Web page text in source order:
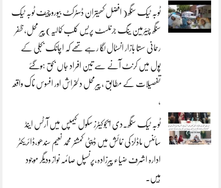
ٹوبہ ٹیک سنگھ( افضل کھیتران ڈسٹرکٹ بیورو چیف ٹوبہ ٹیک
سنگھ چیئرمین ینگ جرنلسٹ پریس کلب کمالیہ) پیر محل، ظفر
رحمانی سستا بازار انسٹال لگا رہے تھے کہ اچانک بجلی کے
پول میں کرنٹ آنے سے تین افراد جاں بحق ہوگئے
تفصیلات کے مطابق ، پیرمحل دلخراش اور افسوس ناک واقعہ
ٹوبہ ٹیک سنگھ۔دی ایجوکیٹرز سکول کیمپس میں آرٹس اینڈ
سائنس ماڈلز کی نمائش میں ڈپٹی کمشنر محمد نعیم سندھو،ڈائریکٹر
ادارہ اشرف ضیاء پیرزادہ،پرنسپل صائمہ نواز ودیگر موجود
ہیں۔